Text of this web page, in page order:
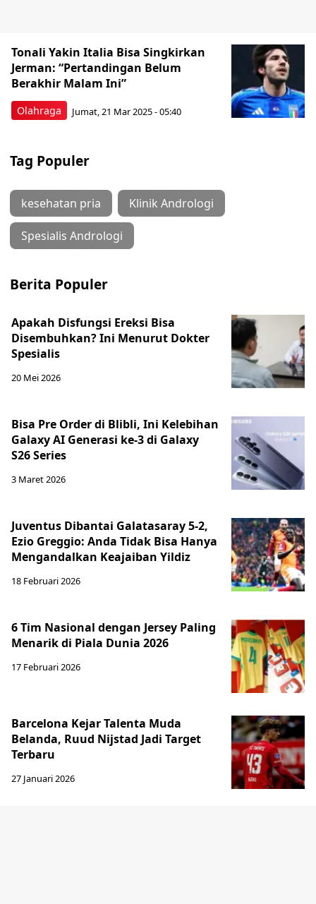
Olahraga
Tonali Yakin Italia Bisa Singkirkan
Jerman: “Pertandingan Belum
Berakhir Malam Ini”
Jumat, 21 Mar 2025 - 05:40
Tag Populer
kesehatan pria Klinik Andrologi
Spesialis Andrologi
Berita Populer
Apakah Disfungsi Ereksi Bisa
Disembuhkan? Ini Menurut Dokter
Spesialis
20 Mei 2026
Bisa Pre Order di Blibli, Ini Kelebihan
Galaxy AI Generasi ke-3 di Galaxy
S26 Series
3 Maret 2026
Juventus Dibantai Galatasaray 5-2,
Ezio Greggio: Anda Tidak Bisa Hanya
Mengandalkan Keajaiban Yildiz
18 Februari 2026
6 Tim Nasional dengan Jersey Paling
Menarik di Piala Dunia 2026
17 Februari 2026
Barcelona Kejar Talenta Muda
Belanda, Ruud Nijstad Jadi Target
Terbaru
27 Januari 2026